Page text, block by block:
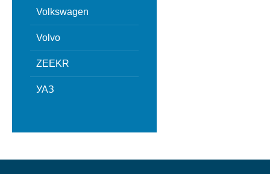
Volkswagen
Volvo
ZEEKR
УАЗ